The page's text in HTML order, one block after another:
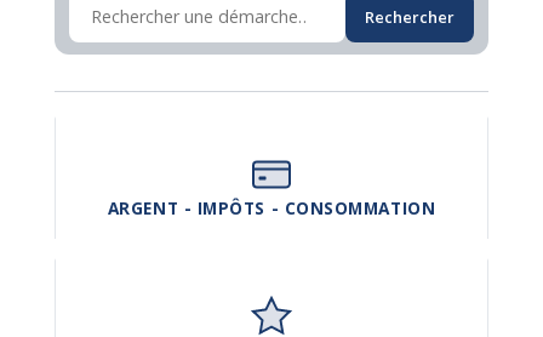
Rechercher
ARGENT - IMPÔTS - CONSOMMATION